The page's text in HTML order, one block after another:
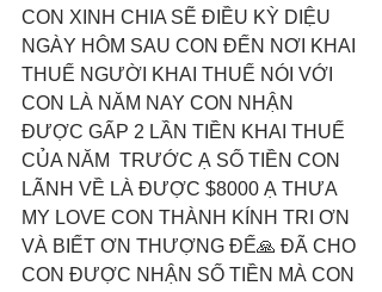
CON XINH CHIA SẼ ĐIỀU KỲ DIỆU
NGÀY HÔM SAU CON ĐẾN NƠI KHAI
THUẾ NGƯỜI KHAI THUẾ NÓI VỚI
CON LÀ NĂM NAY CON NHẬN
ĐƯỢC GẤP 2 LẦN TIỀN KHAI THUẾ
CỦA NĂM  TRƯỚC Ạ SỐ TIỀN CON
LÃNH VỀ LÀ ĐƯỢC $8000 Ạ THƯA
MY LOVE CON THÀNH KÍNH TRI ƠN
VÀ BIẾT ƠN THƯỢNG ĐẾ🙏 ĐÃ CHO
CON ĐƯỢC NHẬN SỐ TIỀN MÀ CON